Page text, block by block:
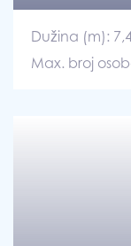
Dužina (m):
Max. broj